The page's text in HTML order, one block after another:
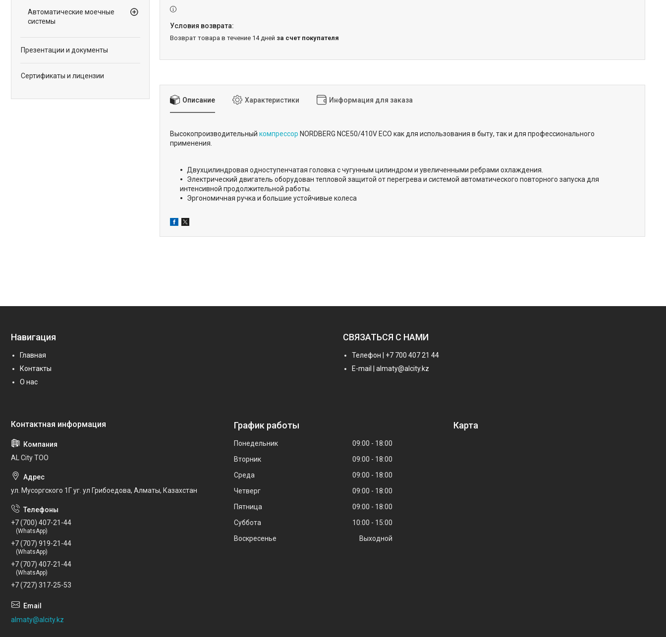
возврат товара в течение 14 дней за счет покупателя
Описание Характеристики Информация для заказа
Высокопроизводительный компрессор NORDBERG NCE50/410V ECO как для использования в быту, так и для профессионального
применения.
Двухцилиндровая одноступенчатая головка с чугунным цилиндром и увеличенными ребрами охлаждения.
Электрический двигатель оборудован тепловой защитой от перегрева и системой автоматического повторного запуска для
интенсивной продолжительной работы.
Эргономичная ручка и большие устойчивые колеса
Автоматические моечные
системы
Презентации и документы
Сертификаты и лицензии
Навигация
Главная
Контакты
О нас
СВЯЗАТЬСЯ С НАМИ
Телефон | +7 700 407 21 44
E-mail | almaty@alcity.kz
AL City ТОО
ул. Мусоргского 1Г уг. ул Грибоедова, Алматы, Казахстан
+7 (700) 407-21-44
(WhatsApp)
+7 (707) 919-21-44
(WhatsApp)
+7 (707) 407-21-44
(WhatsApp)
+7 (727) 317-25-53
almaty@alcity.kz
График работы
Понедельник 09:00
18:00
Вторник
09:00
18:00
Среда
09:00
18:00
Четверг
09:00
18:00
Пятница
09:00
18:00
Суббота
10:00
15:00
Воскресенье
Выходной
Карта